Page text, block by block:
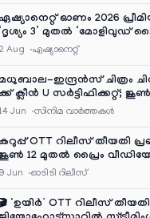
ഓണം 2026
‘ദൃശ്യം 3’ മുതൽ ‘മോളിവുഡ്
ആഘോഷ വിരുന്ന്
2 Aug ഏഷ്യാനെറ്റ്‌
ഇന്ദ്രൻസ് ചിത്രം
ക്ലീൻ U സർട്ടിഫിക്കറ്റ്;
റിലീസ്
14 Jun സിനിമ വാര്‍ത്തകള്‍
OTT റിലീസ് തീയതി
12 മുതൽ പ്രൈം
9 Jun ഓടിടി റിലീസ്
‘ഉയിർ’ OTT റിലീസ്